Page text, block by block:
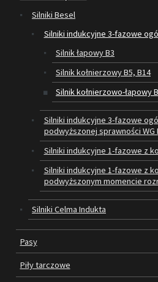
PIŁY TARCZOWE
OUTLET
SERWIS I REGENERACJA MASZYN
PROMOCJE
REGULAMIN
KATALOGI
OBRABIARKI DO DREWNA
SILNIKI ELEKTRYCZNE
PASY KLINOWE
Silniki Besel
Silniki indukcyjne 3-fazowe
Silnik łapowy B3
Silnik kołnierzowy B5, B14
Silnik kołnierzowo-łapowy
Silniki indukcyjne 3-fazowe
podwyższonej sprawności WG
Silniki indukcyjne 1-fazowe z
Silniki indukcyjne 1-fazowe z
podwyższonym momencie
Silniki Celma Indukta
Pasy
Piły tarczowe